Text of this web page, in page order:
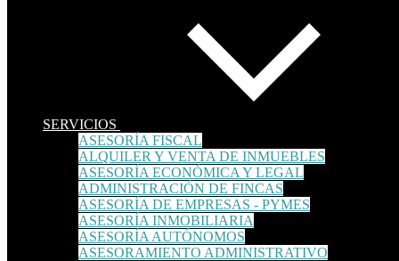
SERVICIOS
ASESORÍA FISCAL
ALQUILER Y VENTA DE INMUEBLES
ASESORÍA ECONÓMICA Y LEGAL
ADMINISTRACIÓN DE FINCAS
ASESORÍA DE EMPRESAS - PYMES
ASESORÍA INMOBILIARIA
ASESORÍA AUTÓNOMOS
ASESORAMIENTO ADMINISTRATIVO